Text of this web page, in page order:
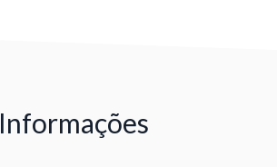
Informações